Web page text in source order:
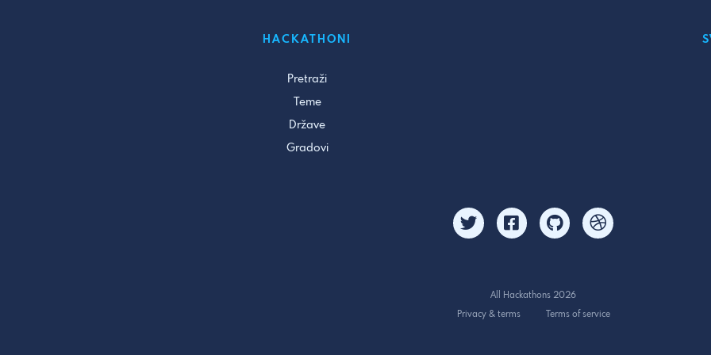
HACKATHONI
Pretraži
Teme
Države
Gradovi
All Hackathons 2026
Privacy & terms
Terms of service